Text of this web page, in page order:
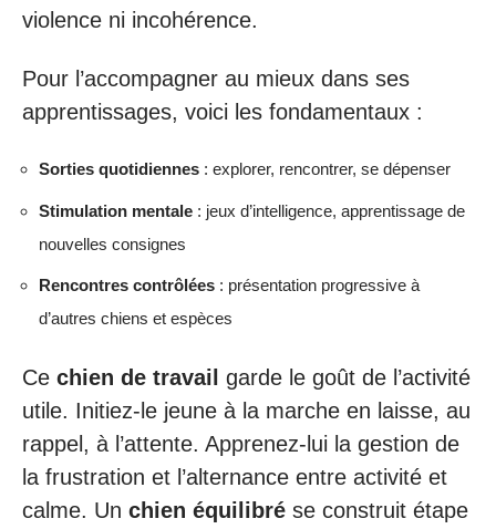
violence ni incohérence.
Pour l’accompagner au mieux dans ses
apprentissages, voici les fondamentaux :
Sorties quotidiennes : explorer, rencontrer, se dépenser
Stimulation mentale : jeux d’intelligence, apprentissage de
nouvelles consignes
Rencontres contrôlées : présentation progressive à
d’autres chiens et espèces
Ce chien de travail garde le goût de l’activité
utile. Initiez-le jeune à la marche en laisse, au
rappel, à l’attente. Apprenez-lui la gestion de
la frustration et l’alternance entre activité et
calme. Un chien équilibré se construit étape